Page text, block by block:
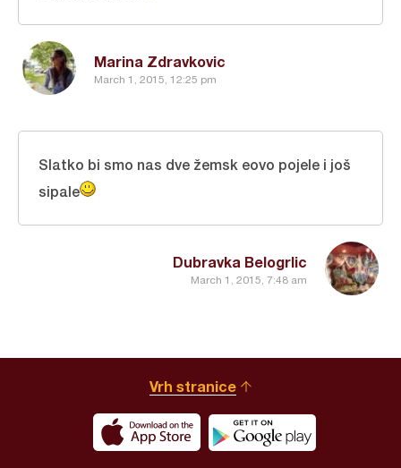
Marina Zdravkovic
March 1, 2015, 12:25 pm
Dubravka Belogrlic
March 1, 2015, 7:48 am
Slatko bi smo nas dve žemsk eovo pojele i još
sipale
Vrh stranice